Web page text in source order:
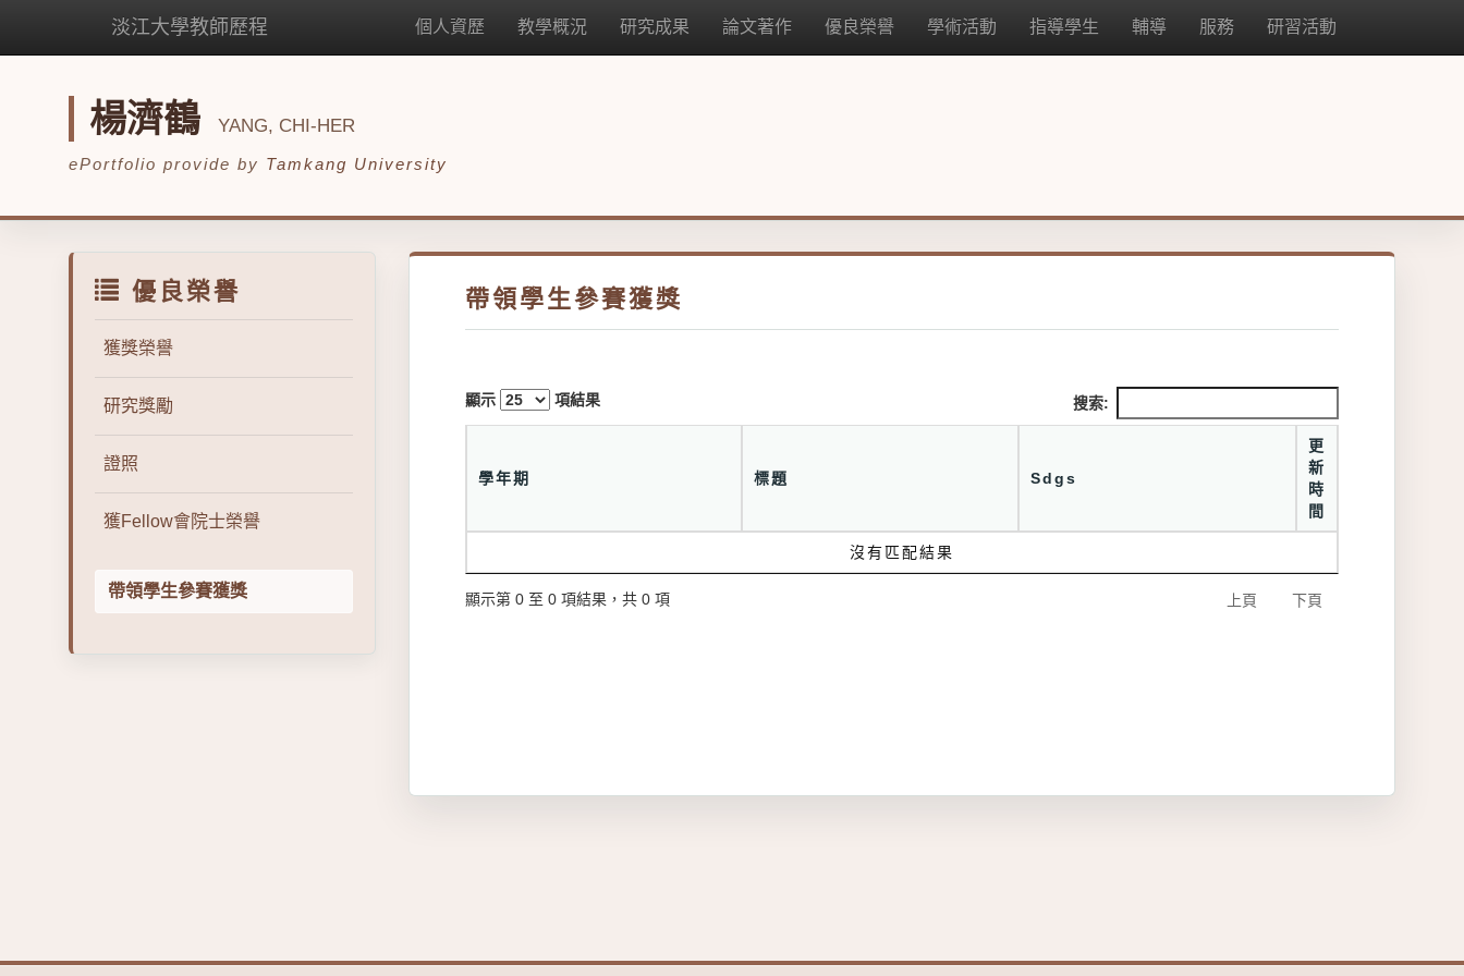
淡江大學教師歷程 個人資歷 教學概況 研究成果 論文著作 優良榮譽 學術活動 指導學生 輔導 服務 研習活動
楊濟鶴 YANG, CHI-HER
ePortfolio provide by Tamkang University
優良榮譽
獲獎榮譽
研究獎勵
證照
獲Fellow會院士榮譽
帶領學生參賽獲獎
帶領學生參賽獲獎
顯示 項結果 搜索:
學年期 標題 Sdgs
更
新
時
間
沒有匹配結果
顯示第 0 至 0 項結果，共 0 項 上頁 下頁